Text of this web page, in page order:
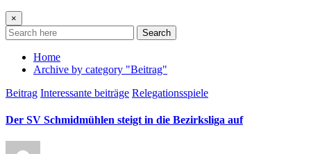
×
Search
Home
Archive by category "Beitrag"
Beitrag Interessante beiträge Relegationsspiele
Der SV Schmidmühlen steigt in die Bezirksliga auf